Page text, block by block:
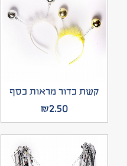
קשת כדור מראות כסף
₪2.50